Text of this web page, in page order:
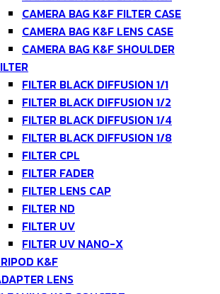
CAMERA BAG K&F FILTER CASE
CAMERA BAG K&F LENS CASE
CAMERA BAG K&F SHOULDER
FILTER BLACK DIFFUSION 1/1
FILTER BLACK DIFFUSION 1/2
FILTER BLACK DIFFUSION 1/4
FILTER BLACK DIFFUSION 1/8
FILTER CPL
FILTER FADER
FILTER LENS CAP
FILTER ND
FILTER UV
FILTER UV NANO-X
K&F
LENS